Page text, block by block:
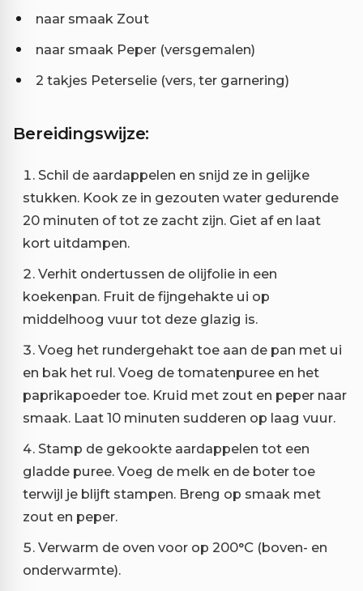
naar smaak Zout
naar smaak Peper (versgemalen)
2 takjes Peterselie (vers, ter garnering)
Bereidingswijze:
Schil de aardappelen en snijd ze in gelijke
stukken. Kook ze in gezouten water gedurende
20 minuten of tot ze zacht zijn. Giet af en laat
kort uitdampen.
Verhit ondertussen de olijfolie in een
koekenpan. Fruit de fijngehakte ui op
middelhoog vuur tot deze glazig is.
Voeg het rundergehakt toe aan de pan met ui
en bak het rul. Voeg de tomatenpuree en het
paprikapoeder toe. Kruid met zout en peper naar
smaak. Laat 10 minuten sudderen op laag vuur.
Stamp de gekookte aardappelen tot een
gladde puree. Voeg de melk en de boter toe
terwijl je blijft stampen. Breng op smaak met
zout en peper.
Verwarm de oven voor op 200°C (boven- en
onderwarmte).